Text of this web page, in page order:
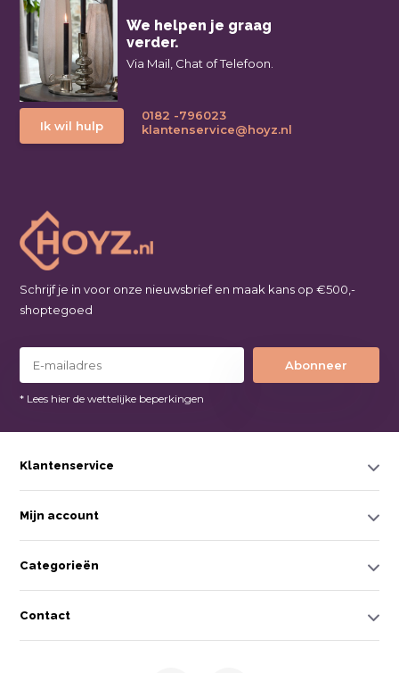
We helpen je graag
verder.
Via Mail, Chat of Telefoon.
Ik wil hulp
0182 -796023
klantenservice@hoyz.nl
Schrijf je in voor onze nieuwsbrief en maak kans op €500,-
shoptegoed
Abonneer
* Lees hier de wettelijke beperkingen
Klantenservice
Mijn account
Categorieën
Contact